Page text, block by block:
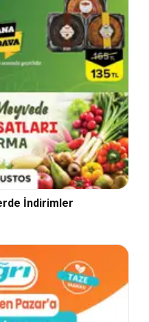
İndirimler